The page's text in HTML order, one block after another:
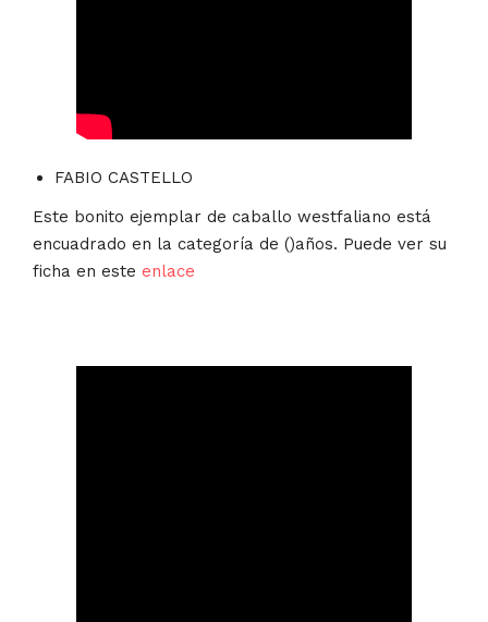
FABIO CASTELLO
Este bonito ejemplar de caballo westfaliano está
encuadrado en la categoría de ()años. Puede ver su
ficha en este enlace